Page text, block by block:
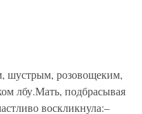
шустрым, розовощеким,
лбу.Мать, подбрасывая
воскликнула:–